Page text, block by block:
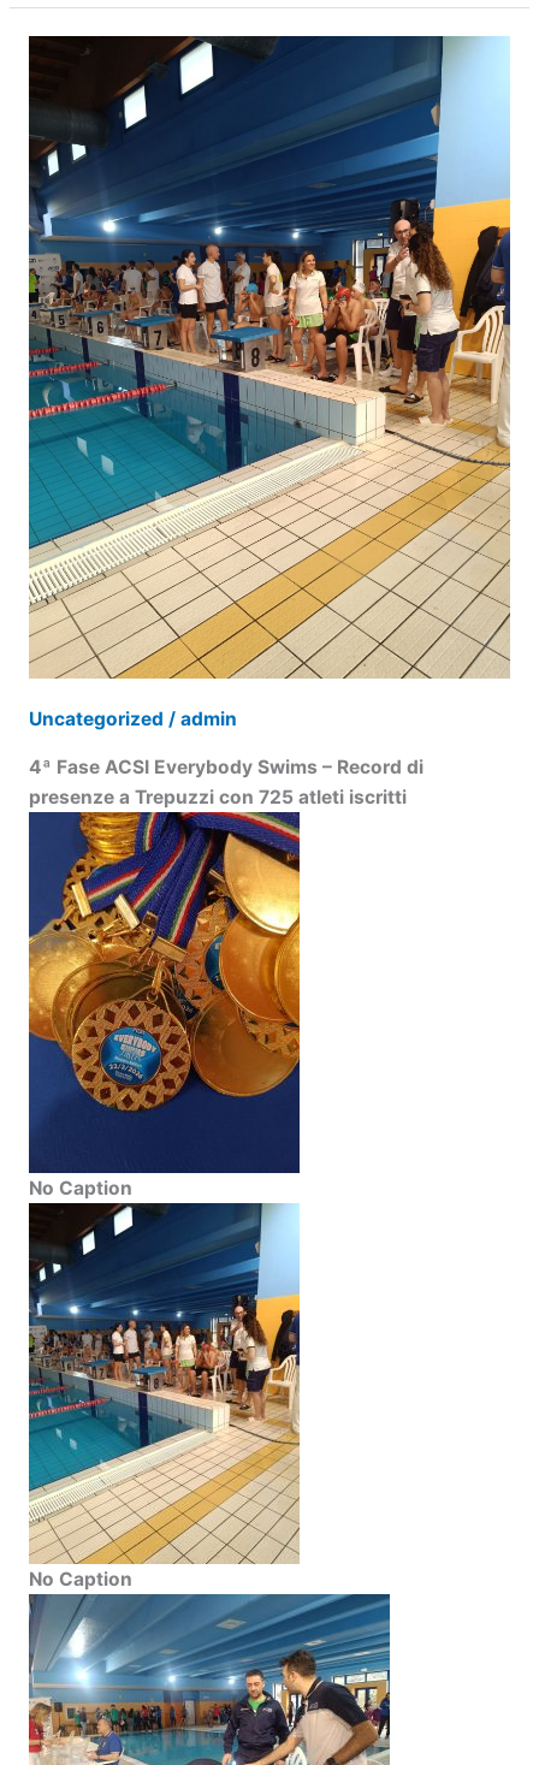
2026:
Il
Mare
Uncategorized / admin
4ª Fase ACSI Everybody Swims – Record di
presenze a Trepuzzi con 725 atleti iscritti
No Caption
No Caption